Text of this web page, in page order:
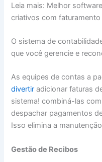
Leia mais: Melhor
criativos com faturamento
O sistema de
que você gerencie e
As equipes de contas a
divertir adicionar faturas
sistema! combiná-las
despachar pagamentos
Isso elimina a
Gestão de Recibos